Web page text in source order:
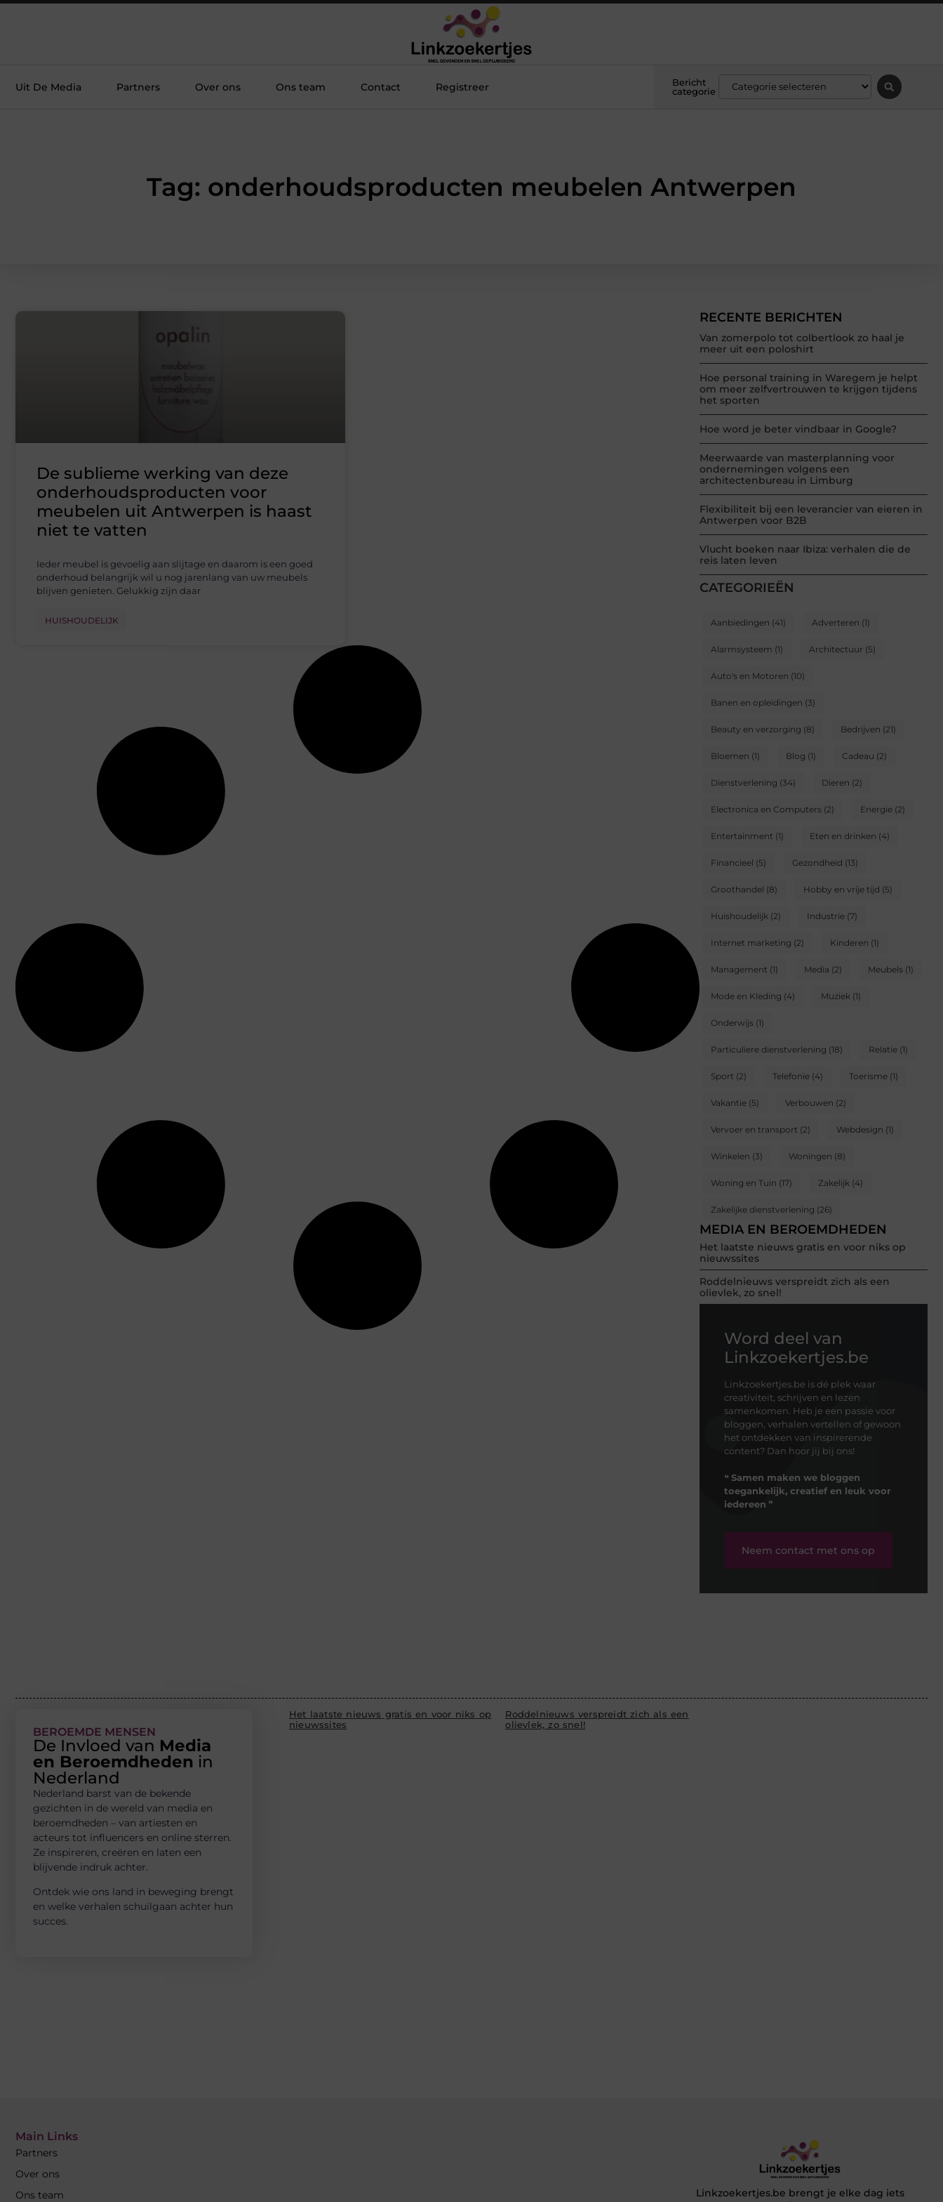
Uit De Media Partners Over ons Ons team Contact Registreer
Bericht
categorie
Tag: onderhoudsproducten meubelen Antwerpen
RECENTE BERICHTEN
Van zomerpolo tot colbertlook zo haal je
meer uit een poloshirt
Hoe personal training in Waregem je helpt
om meer zelfvertrouwen te krijgen tijdens
het sporten
Hoe word je beter vindbaar in Google?
Meerwaarde van masterplanning voor
ondernemingen volgens een
architectenbureau in Limburg
Flexibiliteit bij een leverancier van eieren in
Antwerpen voor B2B
Vlucht boeken naar Ibiza: verhalen die de
reis laten leven
CATEGORIEËN
Aanbiedingen (41) Adverteren (1)
Alarmsysteem (1) Architectuur (5)
Auto's en Motoren (10)
Banen en opleidingen (3)
Beauty en verzorging (8) Bedrijven (21)
Bloemen (1) Blog (1) Cadeau (2)
Dienstverlening (34) Dieren (2)
Electronica en Computers (2) Energie (2)
Entertainment (1) Eten en drinken (4)
Financieel (5) Gezondheid (13)
Groothandel (8) Hobby en vrije tijd (5)
Huishoudelijk (2) Industrie (7)
Internet marketing (2) Kinderen (1)
Management (1) Media (2) Meubels (1)
Mode en Kleding (4) Muziek (1)
Onderwijs (1)
Particuliere dienstverlening (18) Relatie (1)
Sport (2) Telefonie (4) Toerisme (1)
Vakantie (5) Verbouwen (2)
Vervoer en transport (2) Webdesign (1)
Winkelen (3) Woningen (8)
Woning en Tuin (17) Zakelijk (4)
Zakelijke dienstverlening (26)
MEDIA EN BEROEMDHEDEN
Het laatste nieuws gratis en voor niks op
nieuwssites
Roddelnieuws verspreidt zich als een
olievlek, zo snel!
Word deel van
Linkzoekertjes.be
Linkzoekertjes.be is dé plek waar
creativiteit, schrijven en lezen
samenkomen. Heb je een passie voor
bloggen, verhalen vertellen of gewoon
het ontdekken van inspirerende
content? Dan hoor jij bij ons!
❝ Samen maken we bloggen
toegankelijk, creatief en leuk voor
iedereen ❞
Neem contact met ons op
De sublieme werking van deze
onderhoudsproducten voor
meubelen uit Antwerpen is haast
niet te vatten
Ieder meubel is gevoelig aan slijtage en daarom is een goed
onderhoud belangrijk wil u nog jarenlang van uw meubels
blijven genieten. Gelukkig zijn daar
HUISHOUDELIJK
BEROEMDE MENSEN
De Invloed van Media
en Beroemdheden in
Nederland
Nederland barst van de bekende
gezichten in de wereld van media en
beroemdheden – van artiesten en
acteurs tot influencers en online sterren.
Ze inspireren, creëren en laten een
blijvende indruk achter.
Ontdek wie ons land in beweging brengt
en welke verhalen schuilgaan achter hun
succes.
Het laatste nieuws gratis en voor niks op
nieuwssites
Roddelnieuws verspreidt zich als een
olievlek, zo snel!
Main Links
Partners
Over ons
Ons team
Linkzoekertjes.be brengt je elke dag iets